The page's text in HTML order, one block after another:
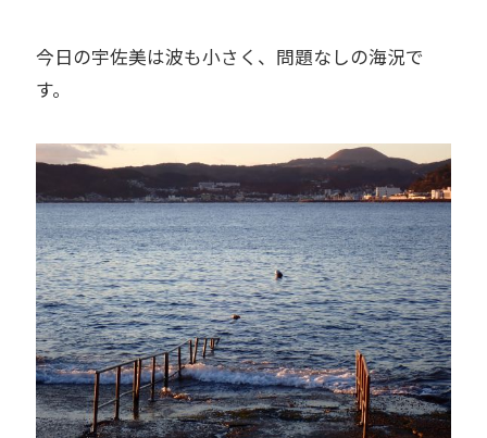
今日の宇佐美は波も小さく、問題なしの海況で
す。